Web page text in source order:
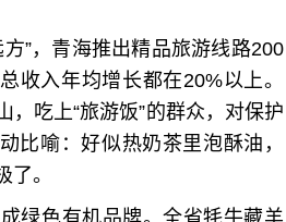
”，青海推出精品旅游线路200
收入年均增长都在20%以上。
，吃上“旅游饭”的群众，对保护
比喻：好似热奶茶里泡酥油，
。
绿色有机品牌。全省牦牛藏羊